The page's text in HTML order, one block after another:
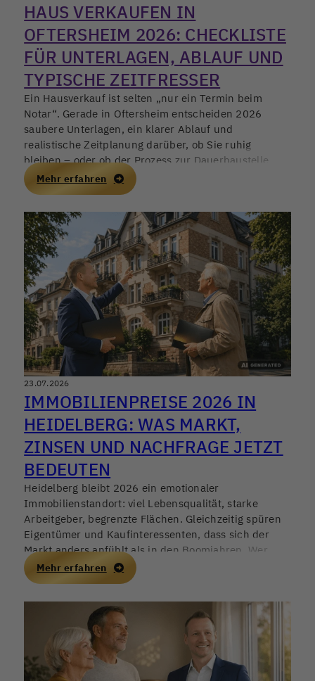
HAUS VERKAUFEN IN
OFTERSHEIM 2026: CHECKLISTE
FÜR UNTERLAGEN, ABLAUF UND
TYPISCHE ZEITFRESSER
Ein Hausverkauf ist selten „nur ein Termin beim
Notar“. Gerade in Oftersheim entscheiden 2026
saubere Unterlagen, ein klarer Ablauf und
realistische Zeitplanung darüber, ob Sie ruhig
bleiben – oder ob der Prozess zur Dauerbaustelle
wird. Wer früh strukturiert, schützt nicht nur den
Preis, sondern auch die eigene Nervenlage.
Mehr erfahren
23.07.2026
IMMOBILIENPREISE 2026 IN
HEIDELBERG: WAS MARKT,
ZINSEN UND NACHFRAGE JETZT
BEDEUTEN
Heidelberg bleibt 2026 ein emotionaler
Immobilienstandort: viel Lebensqualität, starke
Arbeitgeber, begrenzte Flächen. Gleichzeitig spüren
Eigentümer und Kaufinteressenten, dass sich der
Markt anders anfühlt als in den Boomjahren. Wer
jetzt verkaufen, kaufen oder als Kapitalanleger
investieren möchte, braucht mehr als Bauchgefühl –
saubere Objektanalyse und ein realistischer Blick auf
Finanzierung und Nachfrage.
Mehr erfahren